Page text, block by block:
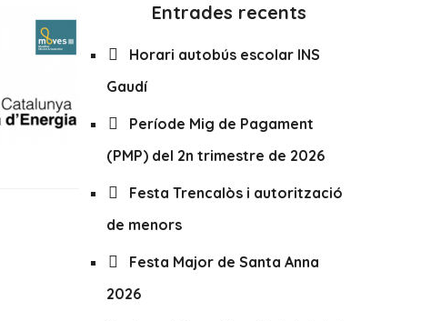
Entrades recents
Horari autobús escolar INS
Gaudí
Període Mig de Pagament
(PMP) del 2n trimestre de 2026
Festa Trencalòs i autorització
de menors
Festa Major de Santa Anna
2026